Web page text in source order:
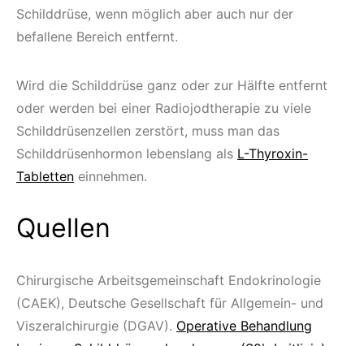
Schilddrüse, wenn möglich aber auch nur der
befallene Bereich entfernt.
Wird die Schilddrüse ganz oder zur Hälfte entfernt
oder werden bei einer Radiojodtherapie zu viele
Schilddrüsenzellen zerstört, muss man das
Schilddrüsenhormon lebenslang als L-Thyroxin-
Tabletten einnehmen.
Quellen
Chirurgische Arbeitsgemeinschaft Endokrinologie
(CAEK), Deutsche Gesellschaft für Allgemein- und
Viszeralchirurgie (DGAV). Operative Behandlung